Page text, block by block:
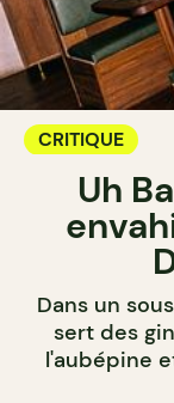
CRITIQUE
Uh
Dans un
sert des
l'aubépine